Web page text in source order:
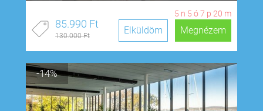
5 n 5 ó7 p 19 m
85.990 Ft
130.000 Ft Megnézem
Elküldöm
-14%